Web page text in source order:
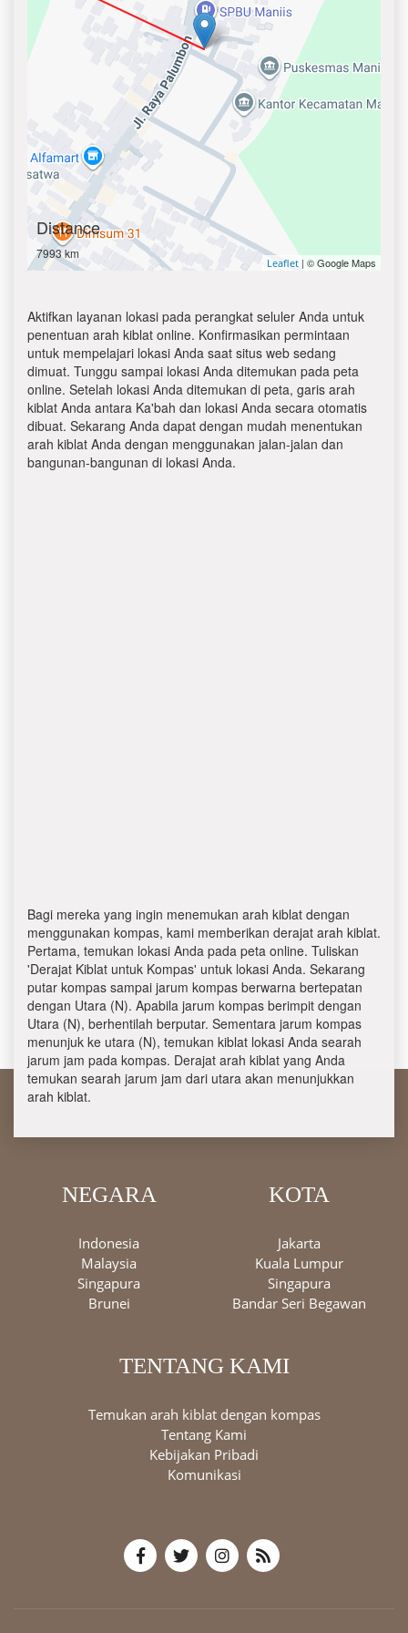
Distance
7993 km
Leaflet | © Google Maps
Aktifkan layanan lokasi pada perangkat seluler Anda untuk
penentuan arah kiblat online. Konfirmasikan permintaan
untuk mempelajari lokasi Anda saat situs web sedang
dimuat. Tunggu sampai lokasi Anda ditemukan pada peta
online. Setelah lokasi Anda ditemukan di peta, garis arah
kiblat Anda antara Ka'bah dan lokasi Anda secara otomatis
dibuat. Sekarang Anda dapat dengan mudah menentukan
arah kiblat Anda dengan menggunakan jalan-jalan dan
bangunan-bangunan di lokasi Anda.
Bagi mereka yang ingin menemukan arah kiblat dengan
menggunakan kompas, kami memberikan derajat arah kiblat.
Pertama, temukan lokasi Anda pada peta online. Tuliskan
'Derajat Kiblat untuk Kompas' untuk lokasi Anda. Sekarang
putar kompas sampai jarum kompas berwarna bertepatan
dengan Utara (N). Apabila jarum kompas berimpit dengan
Utara (N), berhentilah berputar. Sementara jarum kompas
menunjuk ke utara (N), temukan kiblat lokasi Anda searah
jarum jam pada kompas. Derajat arah kiblat yang Anda
temukan searah jarum jam dari utara akan menunjukkan
arah kiblat.
NEGARA
Indonesia
Malaysia
Singapura
Brunei
KOTA
Jakarta
Kuala Lumpur
Singapura
Bandar Seri Begawan
TENTANG KAMI
Temukan arah kiblat dengan kompas
Tentang Kami
Kebijakan Pribadi
Komunikasi